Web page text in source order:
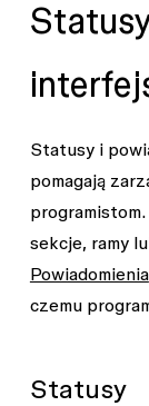
Statusy i
pomagają
programistom.
sekcje, ramy
Powiadomienia
czemu
Statusy